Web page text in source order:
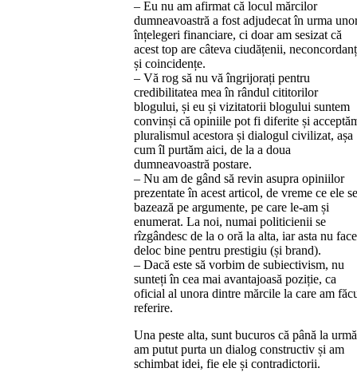
– Eu nu am afirmat că locul mărcilor
dumneavoastră a fost adjudecat în urma
înțelegeri financiare, ci doar am sesizat că
acest top are câteva ciudățenii,
și coincidențe.
– Vă rog să nu vă îngrijorați pentru
credibilitatea mea în rândul cititorilor
blogului, și eu și vizitatorii blogului suntem
convinși că opiniile pot fi diferite și
pluralismul acestora și dialogul civilizat, așa
cum îl purtăm aici, de la a doua
dumneavoastră postare.
– Nu am de gând să revin asupra opiniilor
prezentate în acest articol, de vreme ce ele se
bazează pe argumente, pe care le-am și
enumerat. La noi, numai politicienii se
rîzgândesc de la o oră la alta, iar asta nu face
deloc bine pentru prestigiu (și brand).
– Dacă este să vorbim de subiectivism, nu
sunteți în cea mai avantajoasă poziție, ca
oficial al unora dintre mărcile la care am
referire.
Una peste alta, sunt bucuros că până la urmă
am putut purta un dialog constructiv și am
schimbat idei, fie ele și contradictorii.